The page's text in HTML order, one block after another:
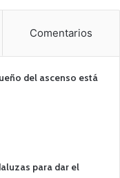
Comentarios
del ascenso está
para dar el